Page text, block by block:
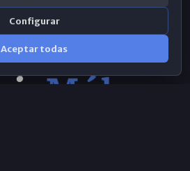
Configurar
Aceptar todas